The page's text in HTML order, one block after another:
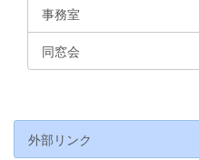
事務室
同窓会
外部リンク